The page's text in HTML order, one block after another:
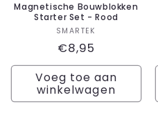
Magnetische Bouwblokken
Starter Set - Rood
Verkoper:
SMARTEK
Normale
prijs
€8,95
Voeg toe aan
winkelwagen